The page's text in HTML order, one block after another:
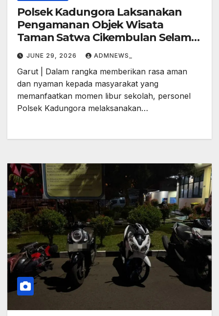
Polsek Kadungora Laksanakan
Pengamanan Objek Wisata
Taman Satwa Cikembulan Selama
Libur Sekolah
JUNE 29, 2026 ADMNEWS_
Garut | Dalam rangka memberikan rasa aman
dan nyaman kepada masyarakat yang
memanfaatkan momen libur sekolah, personel
Polsek Kadungora melaksanakan…